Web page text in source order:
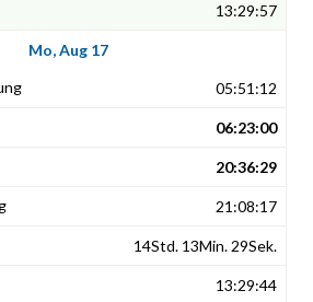
13:29:57
Mo, Aug 17
05:51:12
06:23:00
20:36:29
21:08:17
14Std. 13Min. 29Sek.
13:29:44